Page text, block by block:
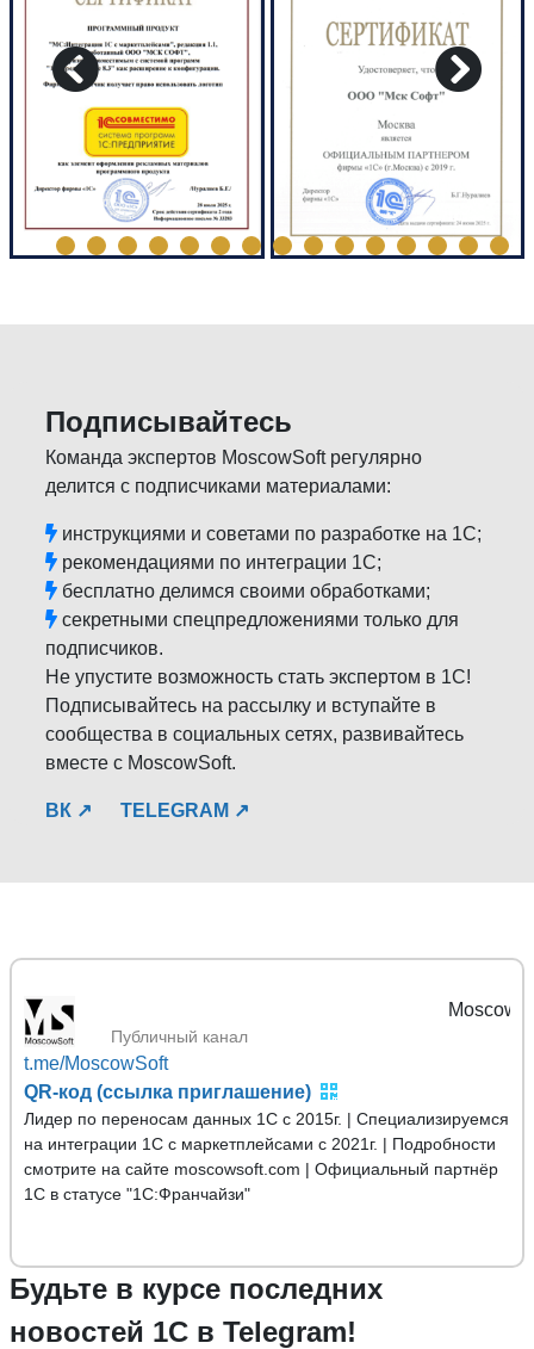
Подписывайтесь
Команда экспертов MoscowSoft регулярно
делится с подписчиками материалами:
инструкциями и советами по разработке на 1С;
рекомендациями по интеграции 1С;
бесплатно делимся своими обработками;
секретными спецпредложениями только для
подписчиков.
Не упустите возможность стать экспертом в 1С!
Подписывайтесь на рассылку и вступайте в
сообщества в социальных сетях, развивайтесь
вместе с MoscowSoft.
ВК ↗ TELEGRAM ↗
MoscowSoft |
Публичный канал
t.me/MoscowSoft
QR-код (ссылка приглашение)
Лидер по переносам данных 1С с 2015г. | Специализируемся
на интеграции 1С с маркетплейсами с 2021г. | Подробности
смотрите на сайте moscowsoft.com | Официальный партнёр
1С в статусе "1С:Франчайзи"
Будьте в курсе последних
новостей 1С в Telegram!